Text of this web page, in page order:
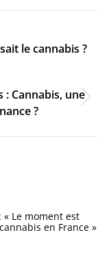
le cannabis ?
: Cannabis, une
?
« Le moment est
en France »